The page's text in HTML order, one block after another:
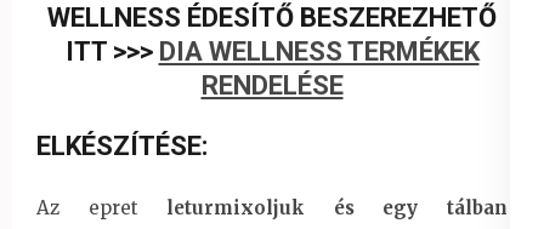
WELLNESS ÉDESÍTŐ BESZEREZHETŐ
ITT >>> DIA WELLNESS TERMÉKEK
RENDELÉSE
ELKÉSZÍTÉSE:
Az epret leturmixoljuk és egy tálban